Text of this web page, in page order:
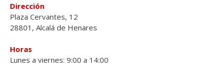
Dirección
Plaza Cervantes, 12
28801, Alcalá de Henares
Horas
Lunes a viernes: 9:00 a 14:00